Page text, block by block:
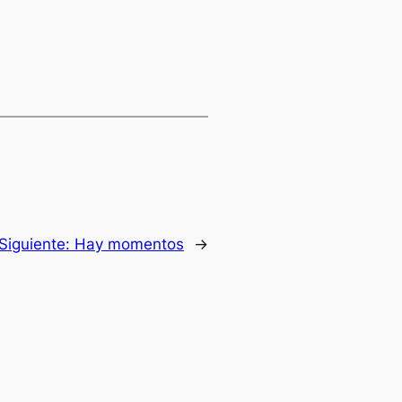
Siguiente: Hay momentos →